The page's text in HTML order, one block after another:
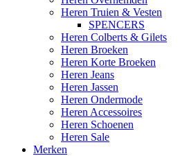
Heren Truien & Vesten
SPENCERS
Heren Colberts & Gilets
Heren Broeken
Heren Korte Broeken
Heren Jeans
Heren Jassen
Heren Ondermode
Heren Accessoires
Heren Schoenen
Heren Sale
Merken